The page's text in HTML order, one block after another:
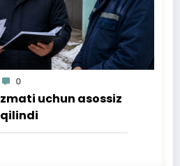
0
uchun asossiz